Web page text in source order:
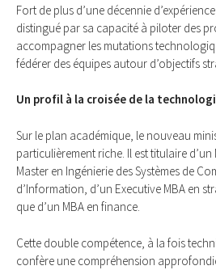
Fort de plus d’une décennie
distingué par sa capacité à piloter des
accompagner les mutations
fédérer des équipes autour d’objectifs
Un profil à la croisée de la
Sur le plan académique, le nouveau
particulièrement riche. Il est titulaire d’un
Master en Ingénierie des Systèmes de
d’Information, d’un Executive MBA en
que d’un MBA en finance.
Cette double compétence, à la fois
confère une compréhension